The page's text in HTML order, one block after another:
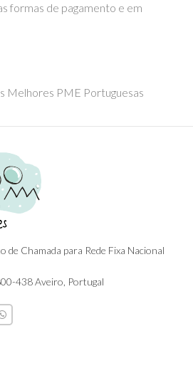
formas de pagamento e em
Melhores PME Portuguesas
Chamada para Rede Fixa Nacional
438 Aveiro, Portugal